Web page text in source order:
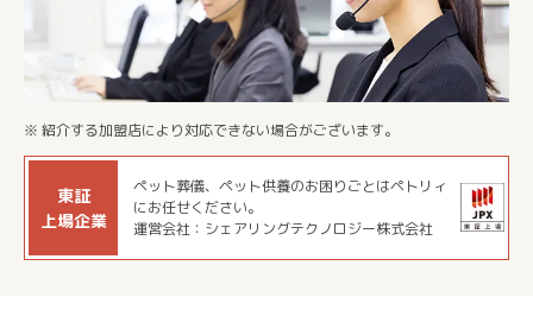
※ 紹介する加盟店により対応できない場合がございます。
東証
上場企業
ペット葬儀、ペット供養のお困りごとはペトリィ
にお任せください。
運営会社：シェアリングテクノロジー株式会社